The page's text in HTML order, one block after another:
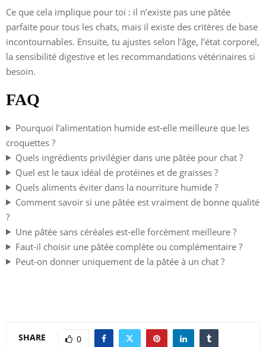
Ce que cela implique pour toi : il n’existe pas une pâtée
parfaite pour tous les chats, mais il existe des critères de base
incontournables. Ensuite, tu ajustes selon l’âge, l’état corporel,
la sensibilité digestive et les recommandations vétérinaires si
besoin.
FAQ
Pourquoi l’alimentation humide est-elle meilleure que les
croquettes ?
Quels ingrédients privilégier dans une pâtée pour chat ?
Quel est le taux idéal de protéines et de graisses ?
Quels aliments éviter dans la nourriture humide ?
Comment savoir si une pâtée est vraiment de bonne qualité
?
Une pâtée sans céréales est-elle forcément meilleure ?
Faut-il choisir une pâtée complète ou complémentaire ?
Peut-on donner uniquement de la pâtée à un chat ?
SHARE 0